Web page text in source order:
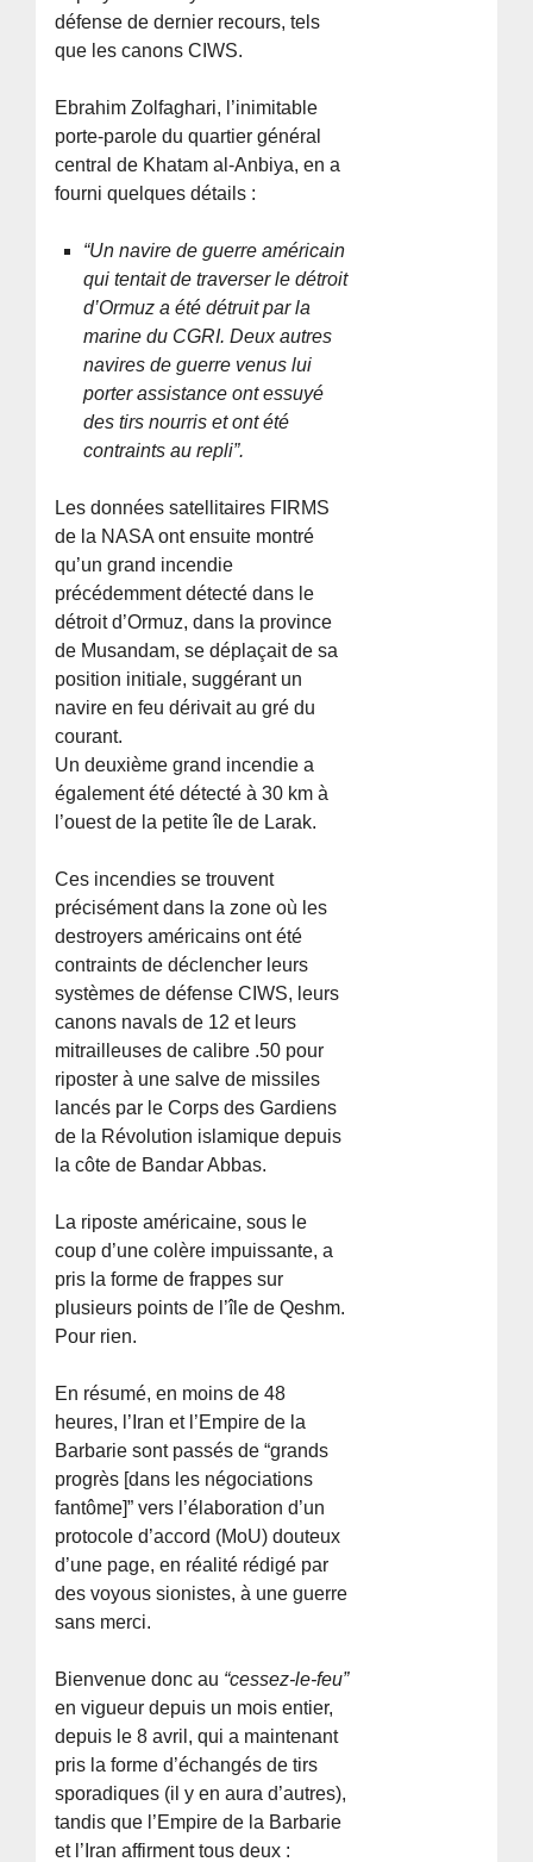
défense de dernier recours, tels
que les canons CIWS.
Ebrahim Zolfaghari, l’inimitable
porte-parole du quartier général
central de Khatam al-Anbiya, en a
fourni quelques détails :
“Un navire de guerre américain
qui tentait de traverser le détroit
d’Ormuz a été détruit par la
marine du CGRI. Deux autres
navires de guerre venus lui
porter assistance ont essuyé
des tirs nourris et ont été
contraints au repli”.
Les données satellitaires FIRMS
de la NASA ont ensuite montré
qu’un grand incendie
précédemment détecté dans le
détroit d’Ormuz, dans la province
de Musandam, se déplaçait de sa
position initiale, suggérant un
navire en feu dérivait au gré du
courant.
Un deuxième grand incendie a
également été détecté à 30 km à
l’ouest de la petite île de Larak.
Ces incendies se trouvent
précisément dans la zone où les
destroyers américains ont été
contraints de déclencher leurs
systèmes de défense CIWS, leurs
canons navals de 12 et leurs
mitrailleuses de calibre .50 pour
riposter à une salve de missiles
lancés par le Corps des Gardiens
de la Révolution islamique depuis
la côte de Bandar Abbas.
La riposte américaine, sous le
coup d’une colère impuissante, a
pris la forme de frappes sur
plusieurs points de l’île de Qeshm.
Pour rien.
En résumé, en moins de 48
heures, l’Iran et l’Empire de la
Barbarie sont passés de “grands
progrès [dans les négociations
fantôme]” vers l’élaboration d’un
protocole d’accord (MoU) douteux
d’une page, en réalité rédigé par
des voyous sionistes, à une guerre
sans merci.
Bienvenue donc au “cessez-le-feu”
en vigueur depuis un mois entier,
depuis le 8 avril, qui a maintenant
pris la forme d’échangés de tirs
sporadiques (il y en aura d’autres),
tandis que l’Empire de la Barbarie
et l’Iran affirment tous deux :